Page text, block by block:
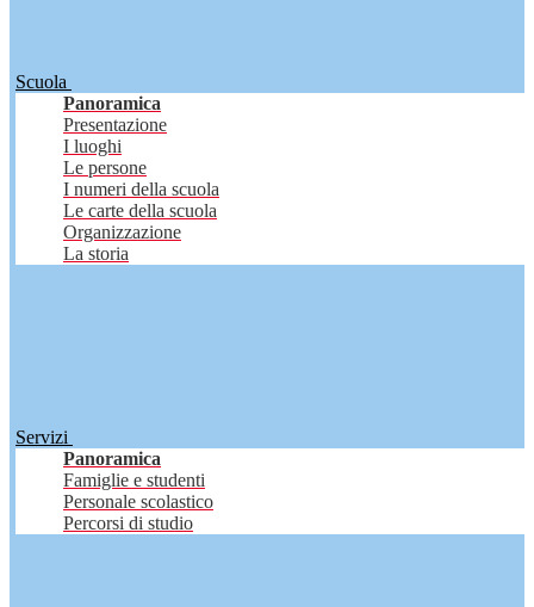
Scuola
Panoramica
Presentazione
I luoghi
Le persone
I numeri della scuola
Le carte della scuola
Organizzazione
La storia
Servizi
Panoramica
Famiglie e studenti
Personale scolastico
Percorsi di studio